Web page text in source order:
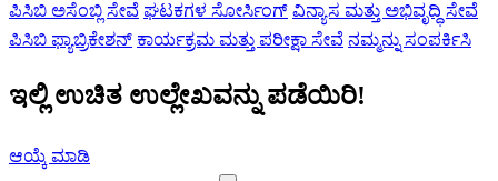
ಪಿಸಿಬಿ ಅಸೆಂಬ್ಲಿ ಸೇವೆ ಘಟಕಗಳ ಸೋರ್ಸಿಂಗ್ ವಿನ್ಯಾಸ ಮತ್ತು ಅಭಿವೃದ್ಧಿ ಸೇವೆ
ಪಿಸಿಬಿ ಫ್ಯಾಬ್ರಿಕೇಶನ್ ಕಾರ್ಯಕ್ರಮ ಮತ್ತು ಪರೀಕ್ಷಾ ಸೇವೆ ನಮ್ಮನ್ನು ಸಂಪರ್ಕಿಸಿ
ಇಲ್ಲಿ ಉಚಿತ ಉಲ್ಲೇಖವನ್ನು ಪಡೆಯಿರಿ!
ಆಯ್ಕೆ ಮಾಡಿ